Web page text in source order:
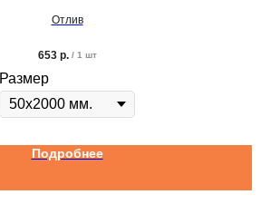
Отлив
653 р. / 1 шт
Размер
Подробнее